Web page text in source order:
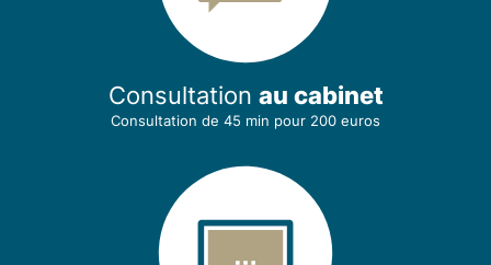
Consultation au cabinet
Consultation de 45 min pour 200 euros